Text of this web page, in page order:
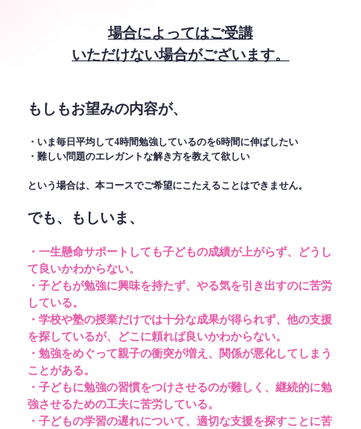
場合によってはご受講
いただけない場合がございます。
もしもお望みの内容が、
・いま毎日平均して4時間勉強しているのを6時間に伸ばしたい
・難しい問題のエレガントな解き方を教えて欲しい
という場合は、本コースでご希望にこたえることはできません。
でも、もしいま、
・一生懸命サポートしても子どもの成績が上がらず、どうし
て良いかわからない。
・子どもが勉強に興味を持たず、やる気を引き出すのに苦労
している。
・学校や塾の授業だけでは十分な成果が得られず、他の支援
を探しているが、どこに頼れば良いかわからない。
・勉強をめぐって親子の衝突が増え、関係が悪化してしまう
ことがある。
・子どもに勉強の習慣をつけさせるのが難しく、継続的に勉
強させるための工夫に苦労している。
・子どもの学習の遅れについて、適切な支援を探すことに苦